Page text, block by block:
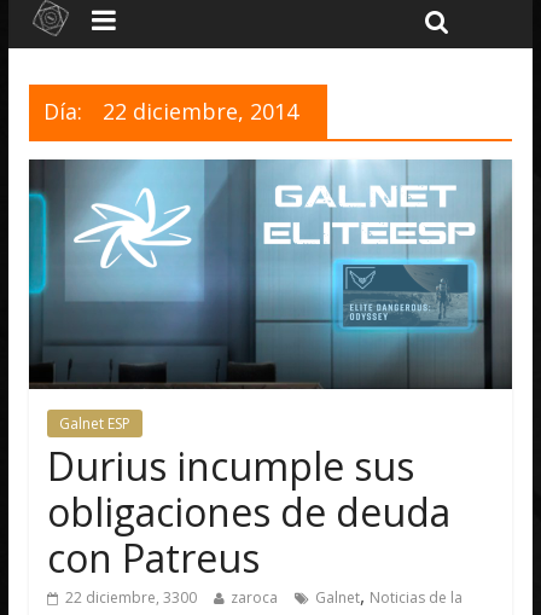
Día: 22 diciembre, 2014
Galnet ESP
Durius incumple sus
obligaciones de deuda
con Patreus
22 diciembre, 3300 zaroca Galnet, Noticias de la